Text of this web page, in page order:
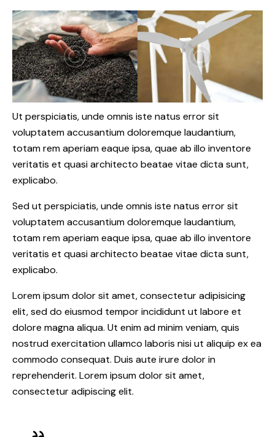
Ut perspiciatis, unde omnis iste natus error sit
voluptatem accusantium doloremque laudantium,
totam rem aperiam eaque ipsa, quae ab illo inventore
veritatis et quasi architecto beatae vitae dicta sunt,
explicabo.
Sed ut perspiciatis, unde omnis iste natus error sit
voluptatem accusantium doloremque laudantium,
totam rem aperiam eaque ipsa, quae ab illo inventore
veritatis et quasi architecto beatae vitae dicta sunt,
explicabo.
Lorem ipsum dolor sit amet, consectetur adipisicing
elit, sed do eiusmod tempor incididunt ut labore et
dolore magna aliqua. Ut enim ad minim veniam, quis
nostrud exercitation ullamco laboris nisi ut aliquip ex ea
commodo consequat. Duis aute irure dolor in
reprehenderit. Lorem ipsum dolor sit amet,
consectetur adipiscing elit.